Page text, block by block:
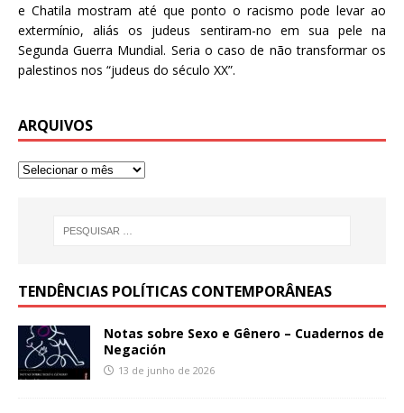
e Chatila mostram até que ponto o racismo pode levar ao
extermínio, aliás os judeus sentiram-no em sua pele na
Segunda Guerra Mundial. Seria o caso de não transformar os
palestinos nos “judeus do século XX”.
ARQUIVOS
TENDÊNCIAS POLÍTICAS CONTEMPORÂNEAS
Notas sobre Sexo e Gênero – Cuadernos de
Negación
13 de junho de 2026